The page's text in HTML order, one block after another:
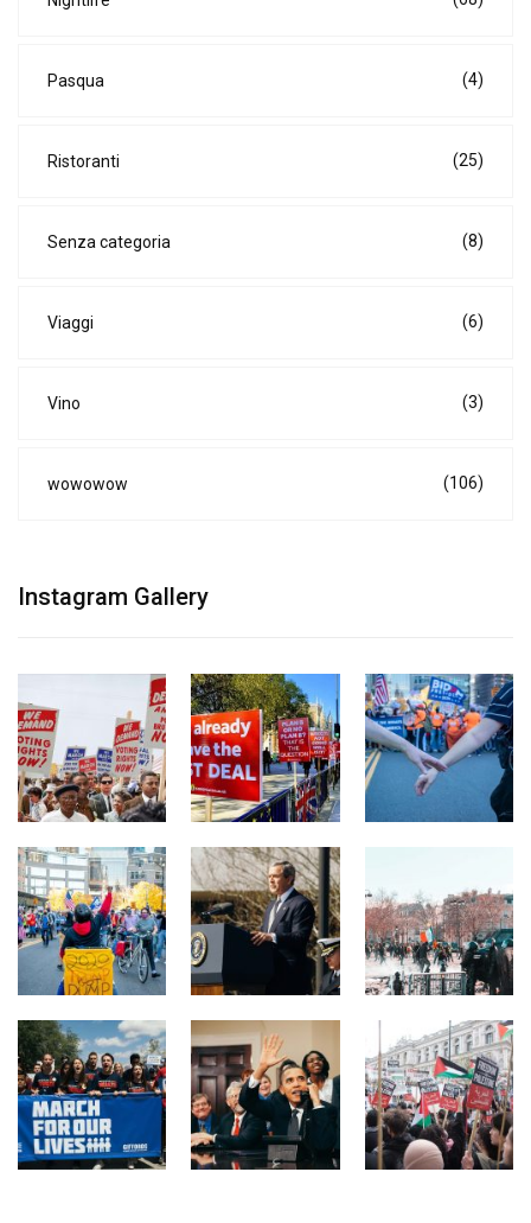
Pasqua (4)
Ristoranti (25)
Senza categoria (8)
Viaggi (6)
Vino (3)
wowowow (106)
Instagram Gallery